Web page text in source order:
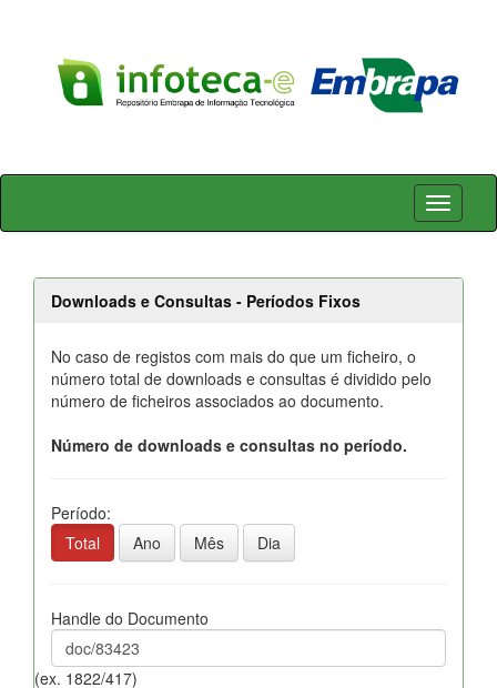
Skip
Downloads e Consultas - Períodos Fixos
No caso de registos com mais do que um ficheiro, o
número total de downloads e consultas é dividido pelo
número de ficheiros associados ao documento.
Número de downloads e consultas no período.
Período:
Total
Ano Mês Dia
Handle do Documento
(ex. 1822/417)